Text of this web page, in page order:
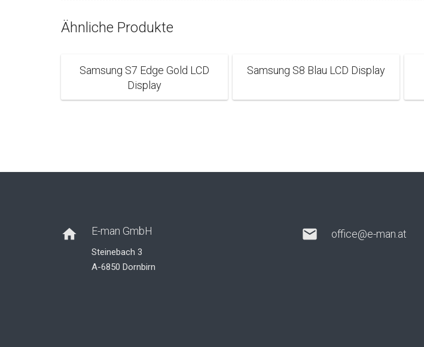
Ähnliche Produkte
Samsung S7 Edge Gold LCD
Display
Samsung S8 Blau LCD Display
home E-man GmbH
Steinebach 3
A-6850 Dornbirn
mail office@e-man.at